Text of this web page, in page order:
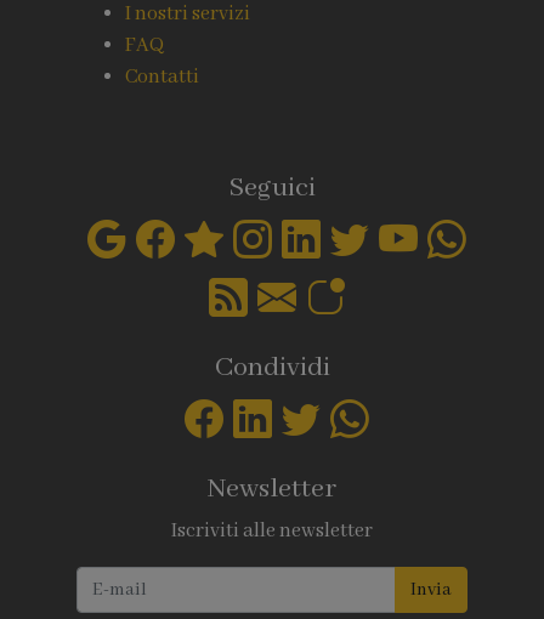
I nostri servizi
FAQ
Contatti
Seguici
Condividi
Newsletter
Iscriviti alle newsletter
Invia